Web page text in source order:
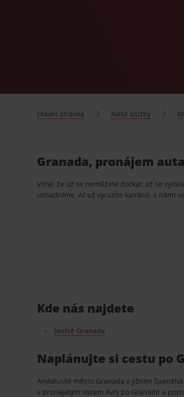
Hlavní stránka Naše služby
Granada, pronájem
Víme, že už se nemůžete dočkat, až se
usnadníme. Ať už vyrazíte kamkoli, s námi
Kde nás najdete
letiště Granada
Naplánujte si cestu po
Andaluské město Granada v jižním
s pronajatým vozem Avis po Granadě a